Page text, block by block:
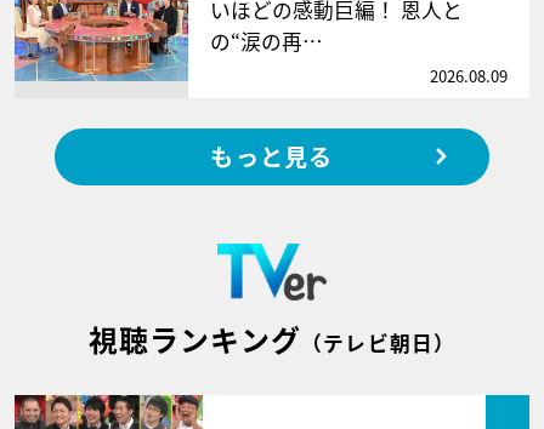
いほどの感動巨編！ 恩人と
の“涙の再…
2026.08.09
もっと見る
視聴ランキング （テレビ朝日）